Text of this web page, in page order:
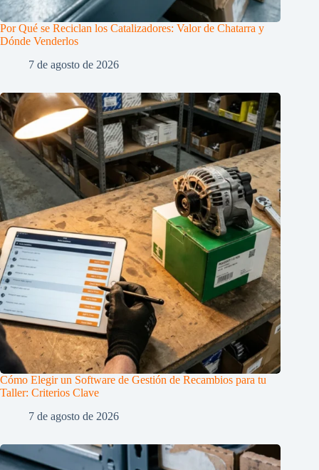
Por Qué se Reciclan los Catalizadores: Valor de Chatarra y
Dónde Venderlos
7 de agosto de 2026
Cómo Elegir un Software de Gestión de Recambios para tu
Taller: Criterios Clave
7 de agosto de 2026